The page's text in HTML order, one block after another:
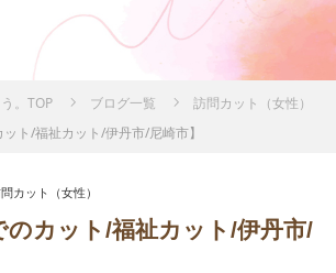
。TOP ブログ一覧
訪問カット（女性）
ット/福祉カット/伊丹市/尼崎市】
カット（女性）
のカット/福祉カット/伊丹市/